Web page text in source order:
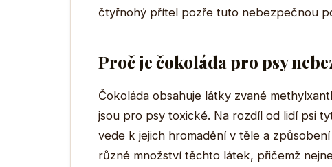
čtyřnohý přítel pozře tuto nebezpečnou
Proč je čokoláda pro psy
Čokoláda obsahuje látky zvané
jsou pro psy toxické. Na rozdíl od lidí psi
vede k jejich hromadění v těle a
různé množství těchto látek, přičemž